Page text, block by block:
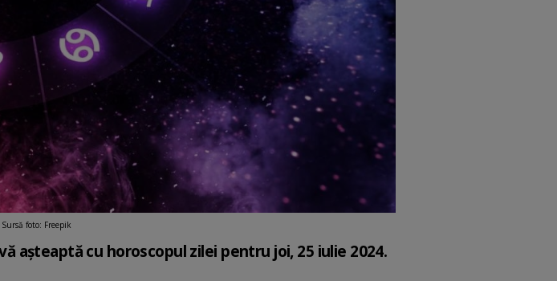
Sursă foto: Freepik
așteaptă cu horoscopul zilei pentru joi, 25 iulie 2024.